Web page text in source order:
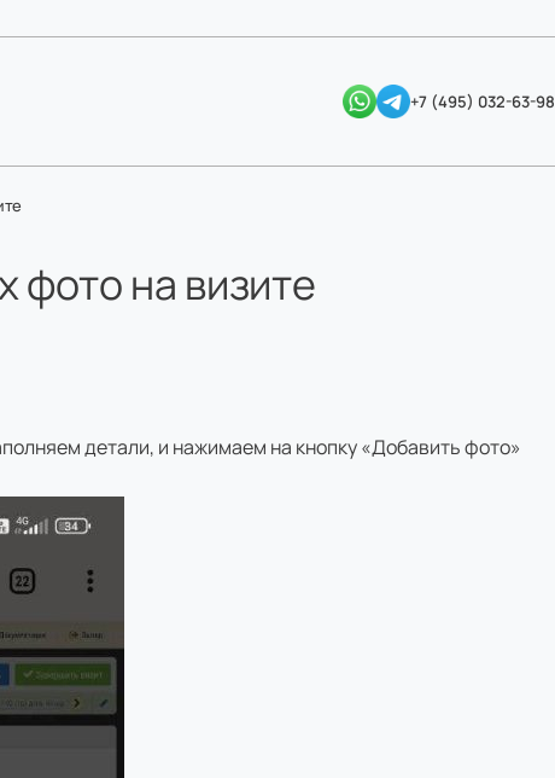
+7 (495) 032-63-98
фото на визите
детали, и нажимаем на кнопку «Добавить фото»